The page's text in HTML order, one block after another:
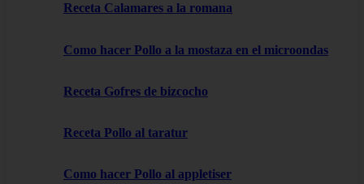
Receta Calamares a la romana
Como hacer Pollo a la mostaza en el microondas
Receta Gofres de bizcocho
Receta Pollo al taratur
Como hacer Pollo al appletiser